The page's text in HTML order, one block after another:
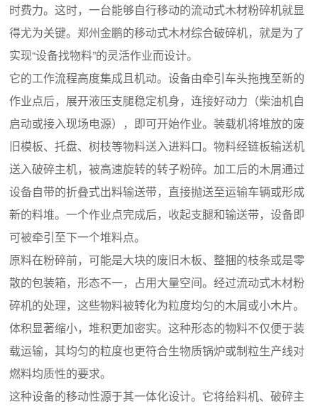
时费力。这时，一台能够自行移动的流动式木材粉碎机就显
得尤为关键。郑州金鹏的移动式木材综合破碎机，就是为了
实现“设备找物料”的灵活作业而设计。
它的工作流程高度集成且机动。设备由牵引车头拖拽至新的
作业点后，展开液压支腿稳定机身，连接好动力（柴油机自
启动或接入现场电源），即可开始作业。装载机将堆放的废
旧模板、托盘、树枝等物料送入进料口。物料经链板输送机
送入破碎主机，被高速旋转的转子粉碎。加工后的木屑通过
设备自带的折叠式出料输送带，直接抛送至运输车辆或形成
新的料堆。一个作业点完成后，收起支腿和输送带，设备即
可被牵引至下一个堆料点。
原料在粉碎前，可能是大块的废旧木板、整捆的枝条或是零
散的包装箱，形态不一，占用大量空间。经过流动式木材粉
碎机的处理，这些物料被转化为粒度均匀的木屑或小木片。
体积显著缩小，堆积更加密实。这种形态的物料不仅便于装
载运输，其均匀的粒度也更符合生物质锅炉或制粒生产线对
燃料均质性的要求。
这种设备的移动性源于其一体化设计。它将给料机、破碎主